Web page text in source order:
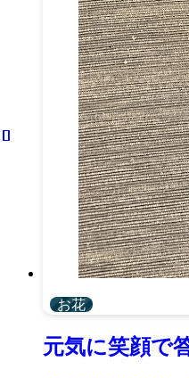
お花
元気に笑顔で